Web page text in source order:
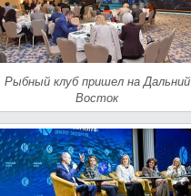
Рыбный клуб пришел на Дальний
Восток